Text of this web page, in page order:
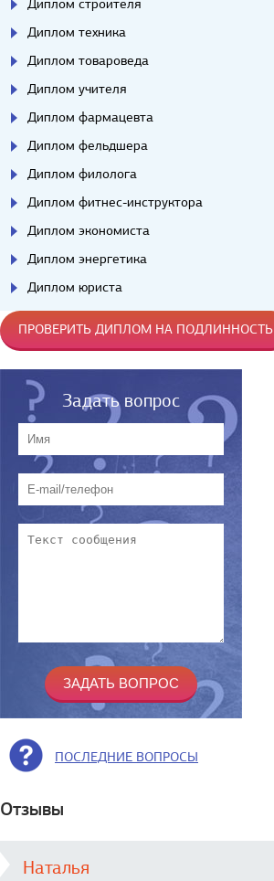
Диплом строителя
Диплом техника
Диплом товароведа
Диплом учителя
Диплом фармацевта
Диплом фельдшера
Диплом филолога
Диплом фитнес-инструктора
Диплом экономиста
Диплом энергетика
Диплом юриста
ПРОВЕРИТЬ ДИПЛОМ НА ПОДЛИННОСТЬ
Задать вопрос
ПОСЛЕДНИЕ ВОПРОСЫ
Отзывы
Наталья